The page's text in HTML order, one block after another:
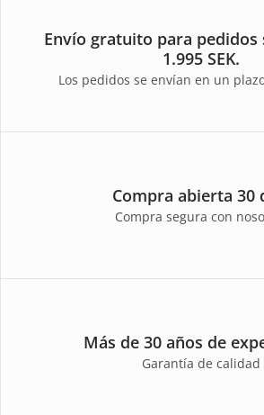
Envío gratuito para pedidos
1.995 SEK.
Los pedidos se envían en un
Compra abierta 30
Compra segura con
Más de 30 años de
Garantía de calidad